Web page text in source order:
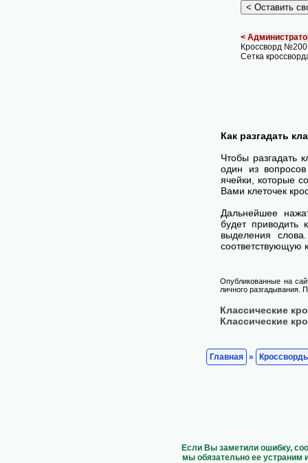
<
Кроссворд
Сетка
Как разгадать
Чтобы разгадать
один из
ячейки, которые
Вами клеточек
Дальнейшее
будет приводить
выделения
соответствующую
Опубликованные на
личного разгадывания.
Классические
Классические
Главная »
Если Вы заметили ошибку,
мы обязательно ее устраним